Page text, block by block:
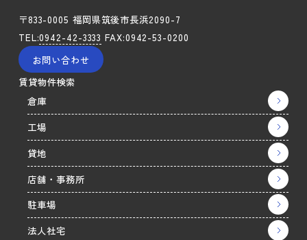
〒833-0005 福岡県筑後市長浜2090-7
TEL:0942-42-3333 FAX:0942-53-0200
お問い合わせ
賃貸物件検索
倉庫
工場
貸地
店舗・事務所
駐車場
法人社宅